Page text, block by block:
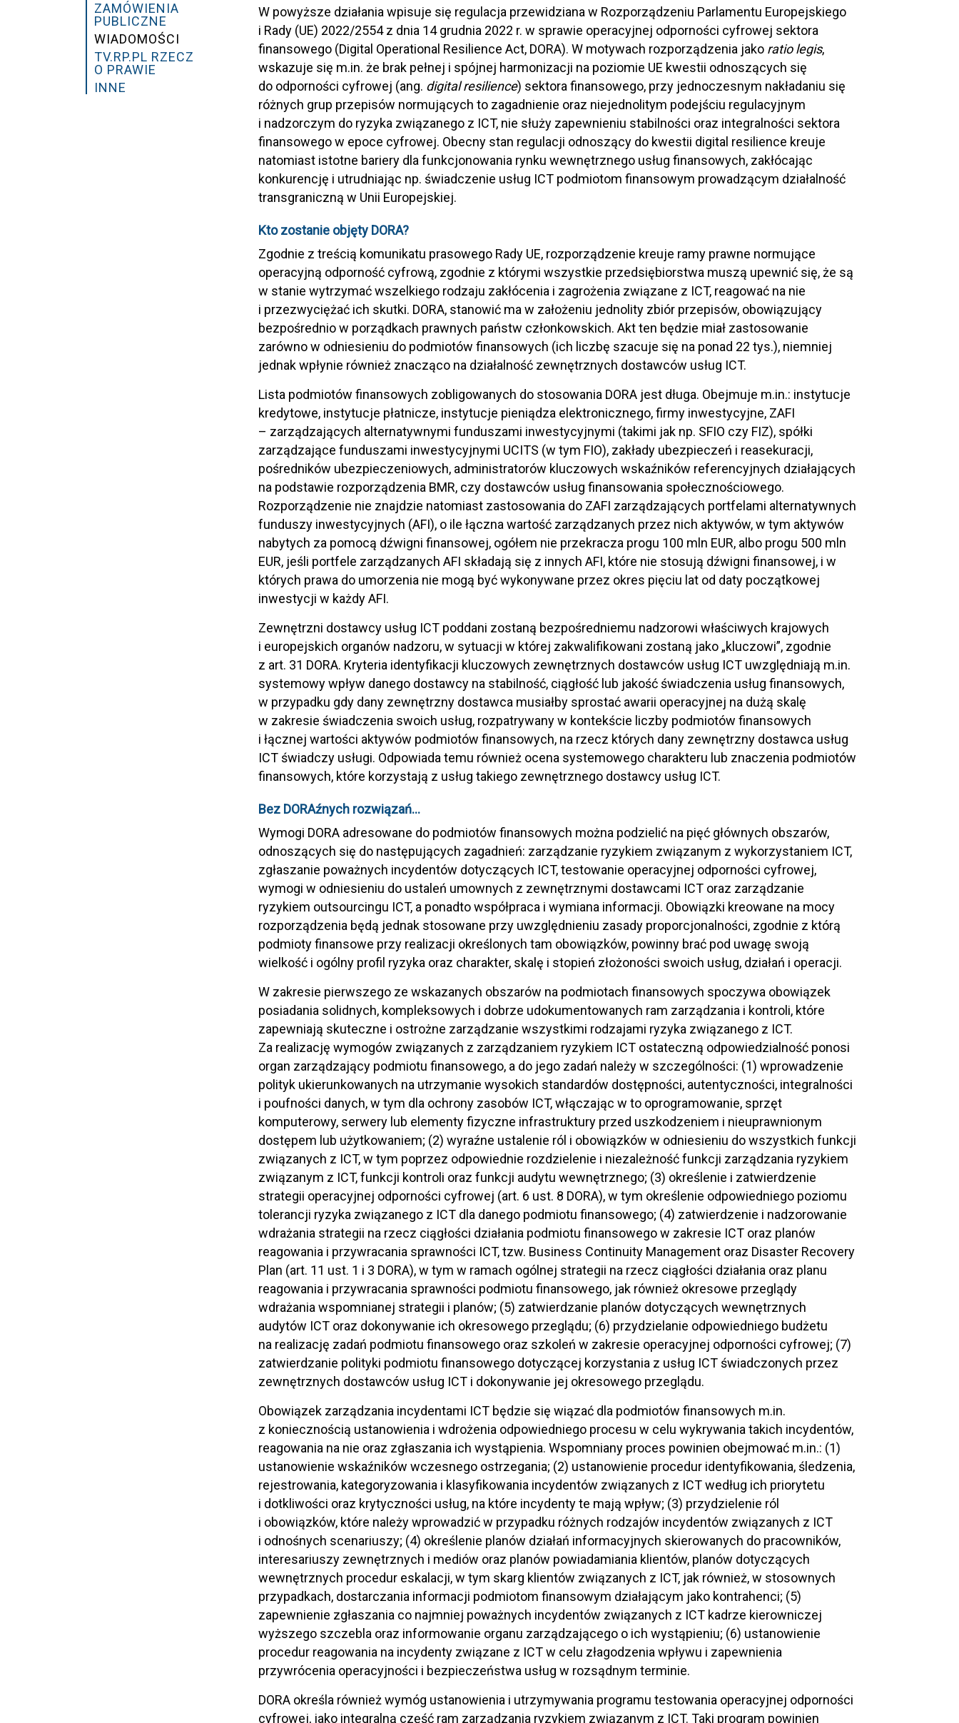
W powyższe działania wpisuje się regulacja przewidziana w Rozporządzeniu Parlamentu Europejskiego
i Rady (UE) 2022/2554 z dnia 14 grudnia 2022 r. w sprawie operacyjnej odporności cyfrowej sektora
finansowego (Digital Operational Resilience Act, DORA). W motywach rozporządzenia jako ratio legis,
wskazuje się m.in. że brak pełnej i spójnej harmonizacji na poziomie UE kwestii odnoszących się
do odporności cyfrowej (ang. digital resilience) sektora finansowego, przy jednoczesnym nakładaniu się
różnych grup przepisów normujących to zagadnienie oraz niejednolitym podejściu regulacyjnym
i nadzorczym do ryzyka związanego z ICT, nie służy zapewnieniu stabilności oraz integralności sektora
finansowego w epoce cyfrowej. Obecny stan regulacji odnoszący do kwestii digital resilience kreuje
natomiast istotne bariery dla funkcjonowania rynku wewnętrznego usług finansowych, zakłócając
konkurencję i utrudniając np. świadczenie usług ICT podmiotom finansowym prowadzącym działalność
transgraniczną w Unii Europejskiej.
Kto zostanie objęty DORA?
Zgodnie z treścią komunikatu prasowego Rady UE, rozporządzenie kreuje ramy prawne normujące
operacyjną odporność cyfrową, zgodnie z którymi wszystkie przedsiębiorstwa muszą upewnić się, że są
w stanie wytrzymać wszelkiego rodzaju zakłócenia i zagrożenia związane z ICT, reagować na nie
i przezwyciężać ich skutki. DORA, stanowić ma w założeniu jednolity zbiór przepisów, obowiązujący
bezpośrednio w porządkach prawnych państw członkowskich. Akt ten będzie miał zastosowanie
zarówno w odniesieniu do podmiotów finansowych (ich liczbę szacuje się na ponad 22 tys.), niemniej
jednak wpłynie również znacząco na działalność zewnętrznych dostawców usług ICT.
Lista podmiotów finansowych zobligowanych do stosowania DORA jest długa. Obejmuje m.in.: instytucje
kredytowe, instytucje płatnicze, instytucje pieniądza elektronicznego, firmy inwestycyjne, ZAFI
– zarządzających alternatywnymi funduszami inwestycyjnymi (takimi jak np. SFIO czy FIZ), spółki
zarządzające funduszami inwestycyjnymi UCITS (w tym FIO), zakłady ubezpieczeń i reasekuracji,
pośredników ubezpieczeniowych, administratorów kluczowych wskaźników referencyjnych działających
na podstawie rozporządzenia BMR, czy dostawców usług finansowania społecznościowego.
Rozporządzenie nie znajdzie natomiast zastosowania do ZAFI zarządzających portfelami alternatywnych
funduszy inwestycyjnych (AFI), o ile łączna wartość zarządzanych przez nich aktywów, w tym aktywów
nabytych za pomocą dźwigni finansowej, ogółem nie przekracza progu 100 mln EUR, albo progu 500 mln
EUR, jeśli portfele zarządzanych AFI składają się z innych AFI, które nie stosują dźwigni finansowej, i w
których prawa do umorzenia nie mogą być wykonywane przez okres pięciu lat od daty początkowej
inwestycji w każdy AFI.
Zewnętrzni dostawcy usług ICT poddani zostaną bezpośredniemu nadzorowi właściwych krajowych
i europejskich organów nadzoru, w sytuacji w której zakwalifikowani zostaną jako „kluczowi”, zgodnie
z art. 31 DORA. Kryteria identyfikacji kluczowych zewnętrznych dostawców usług ICT uwzględniają m.in.
systemowy wpływ danego dostawcy na stabilność, ciągłość lub jakość świadczenia usług finansowych,
w przypadku gdy dany zewnętrzny dostawca musiałby sprostać awarii operacyjnej na dużą skalę
w zakresie świadczenia swoich usług, rozpatrywany w kontekście liczby podmiotów finansowych
i łącznej wartości aktywów podmiotów finansowych, na rzecz których dany zewnętrzny dostawca usług
ICT świadczy usługi. Odpowiada temu również ocena systemowego charakteru lub znaczenia podmiotów
finansowych, które korzystają z usług takiego zewnętrznego dostawcy usług ICT.
Bez DORAźnych rozwiązań…
Wymogi DORA adresowane do podmiotów finansowych można podzielić na pięć głównych obszarów,
odnoszących się do następujących zagadnień: zarządzanie ryzykiem związanym z wykorzystaniem ICT,
zgłaszanie poważnych incydentów dotyczących ICT, testowanie operacyjnej odporności cyfrowej,
wymogi w odniesieniu do ustaleń umownych z zewnętrznymi dostawcami ICT oraz zarządzanie
ryzykiem outsourcingu ICT, a ponadto współpraca i wymiana informacji. Obowiązki kreowane na mocy
rozporządzenia będą jednak stosowane przy uwzględnieniu zasady proporcjonalności, zgodnie z którą
podmioty finansowe przy realizacji określonych tam obowiązków, powinny brać pod uwagę swoją
wielkość i ogólny profil ryzyka oraz charakter, skalę i stopień złożoności swoich usług, działań i operacji.
W zakresie pierwszego ze wskazanych obszarów na podmiotach finansowych spoczywa obowiązek
posiadania solidnych, kompleksowych i dobrze udokumentowanych ram zarządzania i kontroli, które
zapewniają skuteczne i ostrożne zarządzanie wszystkimi rodzajami ryzyka związanego z ICT.
Za realizację wymogów związanych z zarządzaniem ryzykiem ICT ostateczną odpowiedzialność ponosi
organ zarządzający podmiotu finansowego, a do jego zadań należy w szczególności: (1) wprowadzenie
polityk ukierunkowanych na utrzymanie wysokich standardów dostępności, autentyczności, integralności
i poufności danych, w tym dla ochrony zasobów ICT, włączając w to oprogramowanie, sprzęt
komputerowy, serwery lub elementy fizyczne infrastruktury przed uszkodzeniem i nieuprawnionym
dostępem lub użytkowaniem; (2) wyraźne ustalenie ról i obowiązków w odniesieniu do wszystkich funkcji
związanych z ICT, w tym poprzez odpowiednie rozdzielenie i niezależność funkcji zarządzania ryzykiem
związanym z ICT, funkcji kontroli oraz funkcji audytu wewnętrznego; (3) określenie i zatwierdzenie
strategii operacyjnej odporności cyfrowej (art. 6 ust. 8 DORA), w tym określenie odpowiedniego poziomu
tolerancji ryzyka związanego z ICT dla danego podmiotu finansowego; (4) zatwierdzenie i nadzorowanie
wdrażania strategii na rzecz ciągłości działania podmiotu finansowego w zakresie ICT oraz planów
reagowania i przywracania sprawności ICT, tzw. Business Continuity Management oraz Disaster Recovery
Plan (art. 11 ust. 1 i 3 DORA), w tym w ramach ogólnej strategii na rzecz ciągłości działania oraz planu
reagowania i przywracania sprawności podmiotu finansowego, jak również okresowe przeglądy
wdrażania wspomnianej strategii i planów; (5) zatwierdzanie planów dotyczących wewnętrznych
audytów ICT oraz dokonywanie ich okresowego przeglądu; (6) przydzielanie odpowiedniego budżetu
na realizację zadań podmiotu finansowego oraz szkoleń w zakresie operacyjnej odporności cyfrowej; (7)
zatwierdzanie polityki podmiotu finansowego dotyczącej korzystania z usług ICT świadczonych przez
zewnętrznych dostawców usług ICT i dokonywanie jej okresowego przeglądu.
Obowiązek zarządzania incydentami ICT będzie się wiązać dla podmiotów finansowych m.in.
z koniecznością ustanowienia i wdrożenia odpowiedniego procesu w celu wykrywania takich incydentów,
reagowania na nie oraz zgłaszania ich wystąpienia. Wspomniany proces powinien obejmować m.in.: (1)
ustanowienie wskaźników wczesnego ostrzegania; (2) ustanowienie procedur identyfikowania, śledzenia,
rejestrowania, kategoryzowania i klasyfikowania incydentów związanych z ICT według ich priorytetu
i dotkliwości oraz krytyczności usług, na które incydenty te mają wpływ; (3) przydzielenie ról
i obowiązków, które należy wprowadzić w przypadku różnych rodzajów incydentów związanych z ICT
i odnośnych scenariuszy; (4) określenie planów działań informacyjnych skierowanych do pracowników,
interesariuszy zewnętrznych i mediów oraz planów powiadamiania klientów, planów dotyczących
wewnętrznych procedur eskalacji, w tym skarg klientów związanych z ICT, jak również, w stosownych
przypadkach, dostarczania informacji podmiotom finansowym działającym jako kontrahenci; (5)
zapewnienie zgłaszania co najmniej poważnych incydentów związanych z ICT kadrze kierowniczej
wyższego szczebla oraz informowanie organu zarządzającego o ich wystąpieniu; (6) ustanowienie
procedur reagowania na incydenty związane z ICT w celu złagodzenia wpływu i zapewnienia
przywrócenia operacyjności i bezpieczeństwa usług w rozsądnym terminie.
DORA określa również wymóg ustanowienia i utrzymywania programu testowania operacyjnej odporności
cyfrowej, jako integralną część ram zarządzania ryzykiem związanym z ICT. Taki program powinien
ZAMÓWIENIA
PUBLICZNE
WIADOMOŚCI
TV.RP.PL RZECZ
O PRAWIE
INNE